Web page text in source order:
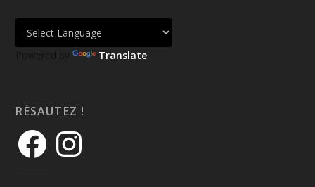
Powered by Translate
RÉSAUTEZ !